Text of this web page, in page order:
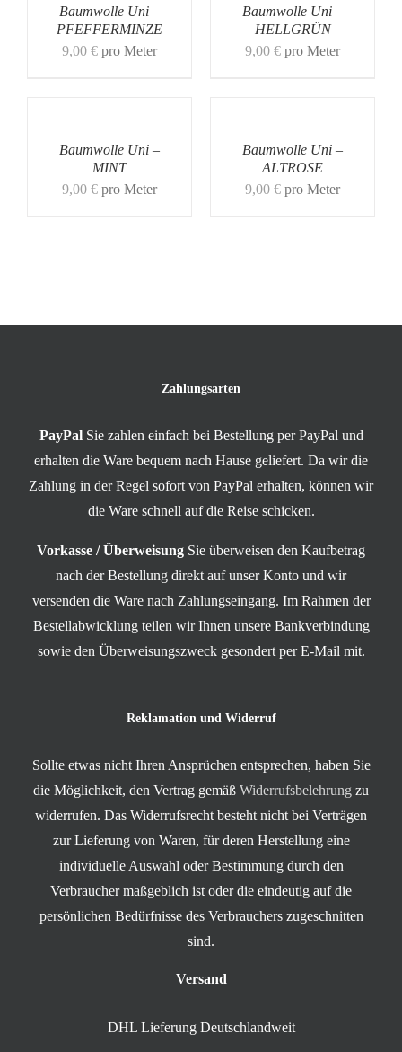
Baumwolle Uni –
PFEFFERMINZE
9,00 € pro Meter
Baumwolle Uni –
HELLGRÜN
9,00 € pro Meter
Baumwolle Uni –
MINT
9,00 € pro Meter
Baumwolle Uni –
ALTROSE
9,00 € pro Meter
Zahlungsarten
PayPal Sie zahlen einfach bei Bestellung per PayPal und
erhalten die Ware bequem nach Hause geliefert. Da wir die
Zahlung in der Regel sofort von PayPal erhalten, können wir
die Ware schnell auf die Reise schicken.
Vorkasse / Überweisung Sie überweisen den Kaufbetrag
nach der Bestellung direkt auf unser Konto und wir
versenden die Ware nach Zahlungseingang. Im Rahmen der
Bestellabwicklung teilen wir Ihnen unsere Bankverbindung
sowie den Überweisungszweck gesondert per E-Mail mit.
Reklamation und Widerruf
Sollte etwas nicht Ihren Ansprüchen entsprechen, haben Sie
die Möglichkeit, den Vertrag gemäß Widerrufsbelehrung zu
widerrufen. Das Widerrufsrecht besteht nicht bei Verträgen
zur Lieferung von Waren, für deren Herstellung eine
individuelle Auswahl oder Bestimmung durch den
Verbraucher maßgeblich ist oder die eindeutig auf die
persönlichen Bedürfnisse des Verbrauchers zugeschnitten
sind.
Versand
DHL Lieferung Deutschlandweit